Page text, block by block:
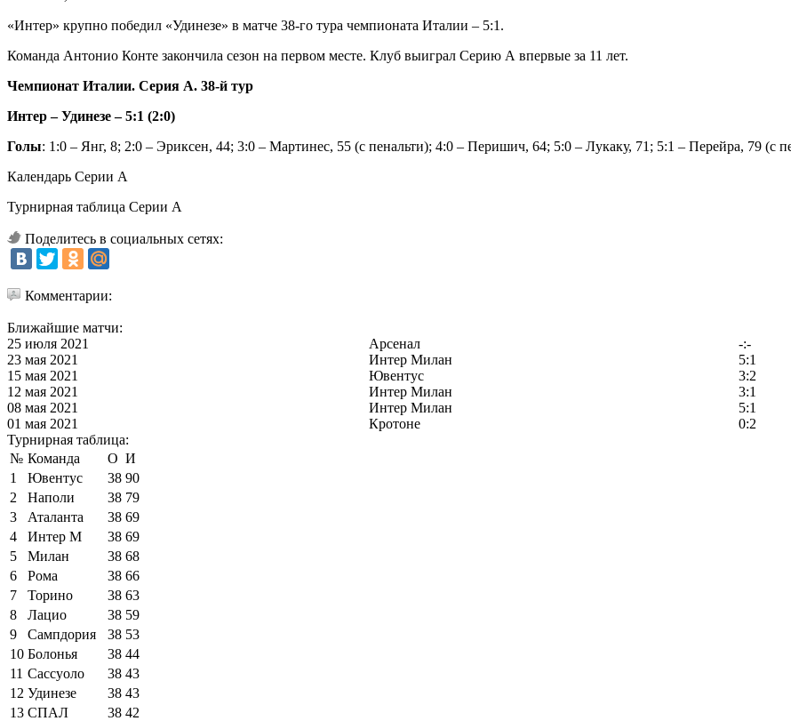
«Интер» крупно победил «Удинезе» в матче 38-го тура чемпионата Италии – 5:1.
Команда Антонио Конте закончила сезон на первом месте. Клуб выиграл Серию А впервые за 11 лет.
Чемпионат Италии. Серия А. 38-й тур
Интер – Удинезе – 5:1 (2:0)
Голы: 1:0 – Янг, 8; 2:0 – Эриксен, 44; 3:0 – Мартинес, 55 (с пенальти); 4:0 – Перишич, 64; 5:0 – Лукаку, 71; 5:1 – Перейра, 79 (с
Календарь Серии А
Турнирная таблица Серии А
Поделитесь в социальных сетях:
Комментарии:
Ближайшие матчи:
25 июля 2021
Арсенал -:-
23 мая 2021
Интер Милан 5:1
15 мая 2021
Ювентус 3:2
12 мая 2021
Интер Милан 3:1
08 мая 2021
Интер Милан 5:1
01 мая 2021
Кротоне 0:2
Турнирная таблица:
№ Команда О И
1
Ювентус 38 90
2
Наполи 38 79
3
Аталанта 38 69
4
Интер М 38 69
5
Милан 38 68
6
Рома 38 66
7
Торино 38 63
8
Лацио 38 59
9
Сампдория 38 53
10 Болонья 38 44
11 Сассуоло 38 43
12 Удинезе 38 43
13 СПАЛ 38 42